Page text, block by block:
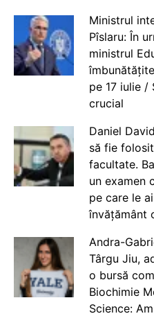
Ministrul
Pîslaru: În
ministrul
pe 17 iulie /
crucial
Daniel
să fie
facultate.
un examen
pe care le
învățământ
Andra-
Târgu Jiu,
o bursă
Biochimie
Science: